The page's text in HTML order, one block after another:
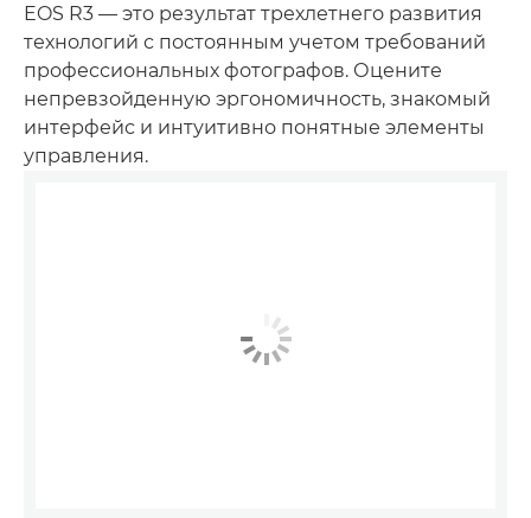
EOS R3 — это результат трехлетнего развития
технологий с постоянным учетом требований
профессиональных фотографов. Оцените
непревзойденную эргономичность, знакомый
интерфейс и интуитивно понятные элементы
управления.